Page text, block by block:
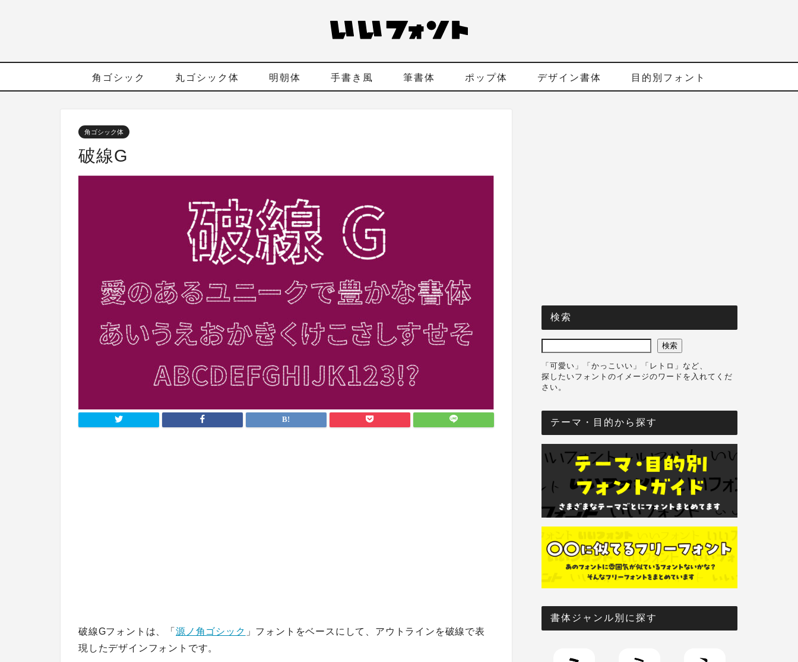
角ゴシック 丸ゴシック体 明朝体 手書き風 筆書体 ポップ体 デザイン書体 目的別フォント
角ゴシック体
破線G
破線Gフォントは、「 源ノ角ゴシック 」フォントをベースにして、アウトラインを破線で表
現したデザインフォントです。
検索
検索
「可愛い」「かっこいい」「レトロ」など、
探したいフォントのイメージのワードを入れてくだ
さい。
テーマ・目的から探す
書体ジャンル別に探す